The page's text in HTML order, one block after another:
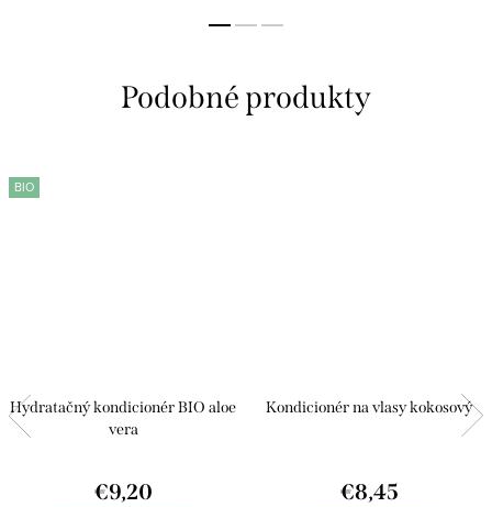
BIO
Hydratačný kondicionér BIO aloe
vera
€9,20
Kondicionér na vlasy kokosový
€8,45